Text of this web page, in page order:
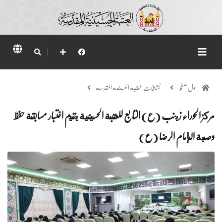
اول صفحہ نشاطات العتبة الحسينية المقدسة
مركز الحوراء زينب (ع) التابع للعتبة الحسينية يقيم اختبار مسابقة حفظ
وصية الإمام الرضا (ع)